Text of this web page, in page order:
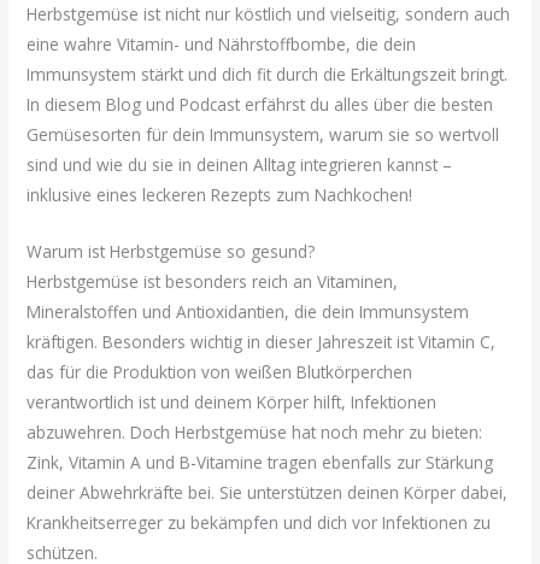
Herbstgemüse ist nicht nur köstlich und vielseitig, sondern auch
eine wahre Vitamin- und Nährstoffbombe, die dein
Immunsystem stärkt und dich fit durch die Erkältungszeit bringt.
In diesem Blog und Podcast erfährst du alles über die besten
Gemüsesorten für dein Immunsystem, warum sie so wertvoll
sind und wie du sie in deinen Alltag integrieren kannst –
inklusive eines leckeren Rezepts zum Nachkochen!
Warum ist Herbstgemüse so gesund?
Herbstgemüse ist besonders reich an Vitaminen,
Mineralstoffen und Antioxidantien, die dein Immunsystem
kräftigen. Besonders wichtig in dieser Jahreszeit ist Vitamin C,
das für die Produktion von weißen Blutkörperchen
verantwortlich ist und deinem Körper hilft, Infektionen
abzuwehren. Doch Herbstgemüse hat noch mehr zu bieten:
Zink, Vitamin A und B-Vitamine tragen ebenfalls zur Stärkung
deiner Abwehrkräfte bei. Sie unterstützen deinen Körper dabei,
Krankheitserreger zu bekämpfen und dich vor Infektionen zu
schützen.